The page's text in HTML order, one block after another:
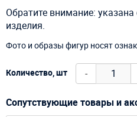
Обратите внимание:
изделия.
Фото и образы фигур носят
Количество, шт -
Сопутствующие товары и